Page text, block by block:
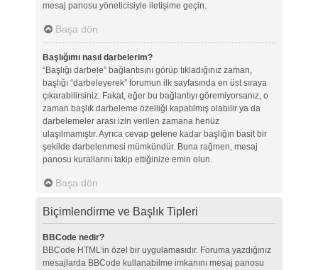
mesaj panosu yöneticisiyle iletişime geçin.
Başa dön
Başlığımı nasıl darbelerim?
“Başlığı darbele” bağlantısını görüp tıkladığınız zaman,
başlığı “darbeleyerek” forumun ilk sayfasında en üst sıraya
çıkarabilirsiniz. Fakat, eğer bu bağlantıyı göremiyorsanız, o
zaman başlık darbeleme özelliği kapatılmış olabilir ya da
darbelemeler arası izin verilen zamana henüz
ulaşılmamıştır. Ayrıca cevap gelene kadar başlığın basit bir
şekilde darbelenmesi mümkündür. Buna rağmen, mesaj
panosu kurallarını takip ettiğinize emin olun.
Başa dön
Biçimlendirme ve Başlık Tipleri
BBCode nedir?
BBCode HTML’in özel bir uygulamasıdır. Foruma yazdığınız
mesajlarda BBCode kullanabilme imkanını mesaj panosu